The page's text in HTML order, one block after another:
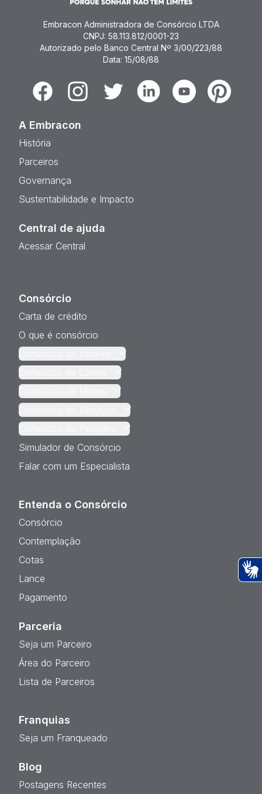
Embracon Administradora de Consórcio LTDA
CNPJ: 58.113.812/0001-23
Autorizado pelo Banco Central Nº 3/00/223/88
Data: 15/08/88
FacebookInstagramTwitter LinkedinYoutubePinterest
A Embracon
História
Parceiros
Governança
Sustentabilidade e Impacto
Central de ajuda
Acessar Central
Consórcio
Carta de crédito
O que é consórcio
Simulador de Consórcio
Falar com um Especialista
Entenda o Consórcio
Consórcio
Contemplação
Cotas
Lance
Pagamento
Parceria
Seja um Parceiro
Área do Parceiro
Lista de Parceiros
Franquias
Seja um Franqueado
Blog
Postagens Recentes